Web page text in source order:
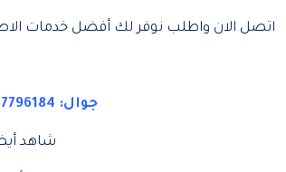
اتصل الان واطلب نوفر لك أفضل خدمات
جوال:
شاهد